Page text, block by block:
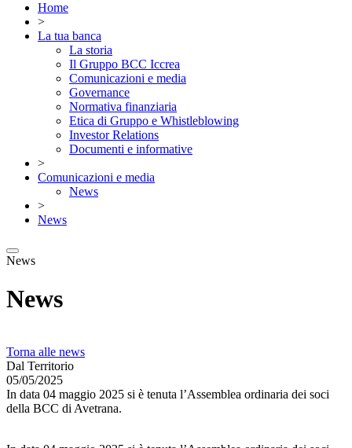
Home
>
La tua banca
La storia
Il Gruppo BCC Iccrea
Comunicazioni e media
Governance
Normativa finanziaria
Etica di Gruppo e Whistleblowing
Investor Relations
Documenti e informative
>
Comunicazioni e media
News
>
News
News
News
Torna alle news
Dal Territorio
05/05/2025
In data 04 maggio 2025 si è tenuta l’Assemblea ordinaria dei soci
della BCC di Avetrana.